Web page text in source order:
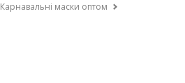
Карнавальні маски оптом